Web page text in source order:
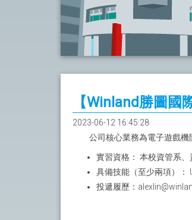
【Winland勝圖國
2023-06-12 16:45:28
公司核心業務為電子遊戲機
實習資格： 本校資管系
具備技能（至少兩項）：
投遞履歷：